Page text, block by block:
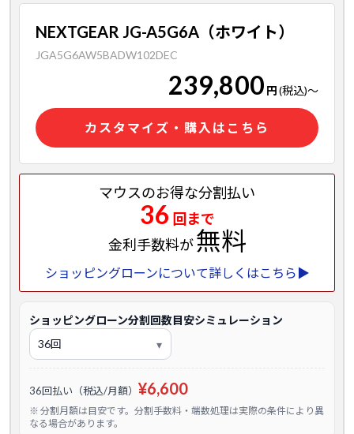
NEXTGEAR JG-A5G6A（ホワイト）
JGA5G6AW5BADW102DEC
239,800 円(税込)～
カスタマイズ・購入はこちら
マウスのお得な分割払い
36 回まで
金利手数料が無料
ショッピングローンについて詳しくはこちら▶
ショッピングローン分割回数目安シミュレーション
36回払い（税込/月額） ¥6,600
※ 分割月額は目安です。分割手数料・端数処理は実際の条件により異
なる場合があります。